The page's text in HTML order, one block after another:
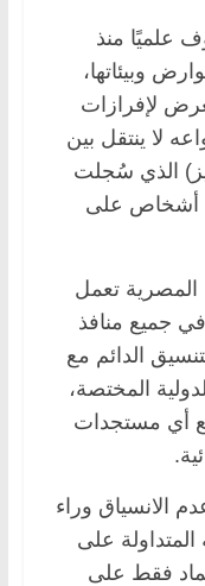
علميًا منذ
وبيئاتها،
لإفرازات
لا ينتقل بين
الذي سُجلت
أشخاص على
المصرية تعمل
جميع منافذ
الدائم مع
المختصة،
أي مستجدات
الانسياق وراء
على
فقط على